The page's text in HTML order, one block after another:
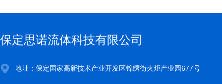
保定思诺流体科技有限公司
地址：保定国家高新技术产业开发区锦绣街火炬产业园677号